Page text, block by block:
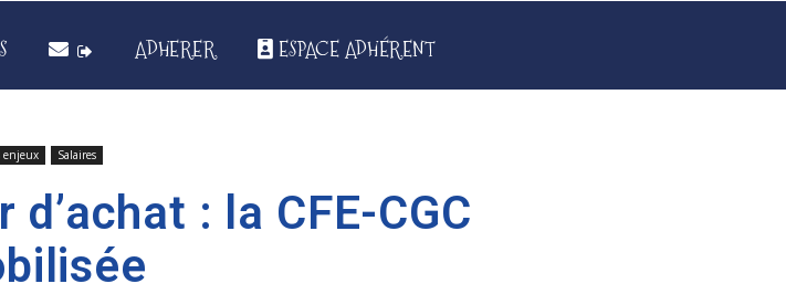
ADHERER ESPACE ADHÉRENT
enjeux Salaires
: la CFE-CGC